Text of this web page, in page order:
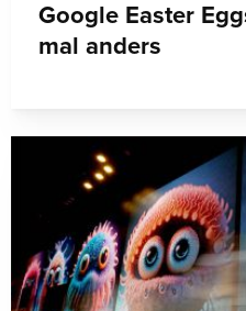
Google Easter
mal anders